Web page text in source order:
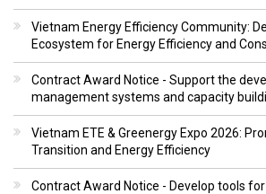
Vietnam Energy Efficiency Community:
Ecosystem for Energy Efficiency and
Contract Award Notice - Support the
management systems and capacity
Vietnam ETE & Greenergy Expo 2026:
Transition and Energy Efficiency
Contract Award Notice - Develop tools